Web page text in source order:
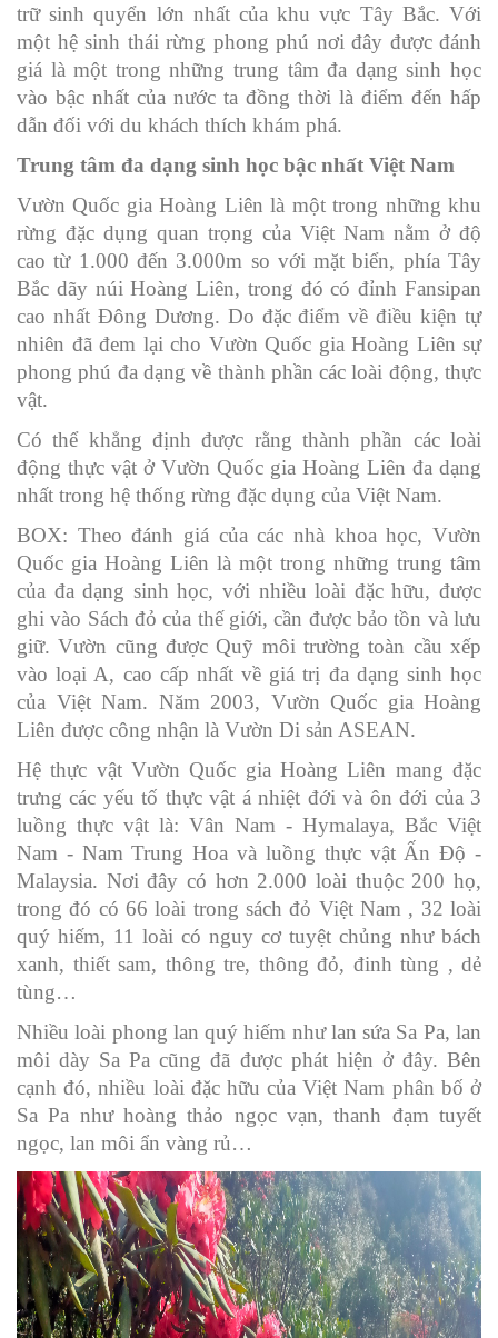
trữ sinh quyển lớn nhất của khu vực Tây Bắc. Với
một hệ sinh thái rừng phong phú nơi đây được đánh
giá là một trong những trung tâm đa dạng sinh học
vào bậc nhất của nước ta đồng thời là điểm đến hấp
dẫn đối với du khách thích khám phá.
Trung tâm đa dạng sinh học bậc nhất Việt Nam
Vườn Quốc gia Hoàng Liên là một trong những khu
rừng đặc dụng quan trọng của Việt Nam nằm ở độ
cao từ 1.000 đến 3.000m so với mặt biển, phía Tây
Bắc dãy núi Hoàng Liên, trong đó có đỉnh Fansipan
cao nhất Đông Dương. Do đặc điểm về điều kiện tự
nhiên đã đem lại cho Vườn Quốc gia Hoàng Liên sự
phong phú đa dạng về thành phần các loài động, thực
vật.
Có thể khẳng định được rằng thành phần các loài
động thực vật ở Vườn Quốc gia Hoàng Liên đa dạng
nhất trong hệ thống rừng đặc dụng của Việt Nam.
BOX: Theo đánh giá của các nhà khoa học, Vườn
Quốc gia Hoàng Liên là một trong những trung tâm
của đa dạng sinh học, với nhiều loài đặc hữu, được
ghi vào Sách đỏ của thế giới, cần được bảo tồn và lưu
giữ. Vườn cũng được Quỹ môi trường toàn cầu xếp
vào loại A, cao cấp nhất về giá trị đa dạng sinh học
của Việt Nam. Năm 2003, Vườn Quốc gia Hoàng
Liên được công nhận là Vườn Di sản ASEAN.
Hệ thực vật Vườn Quốc gia Hoàng Liên mang đặc
trưng các yếu tố thực vật á nhiệt đới và ôn đới của 3
luồng thực vật là: Vân Nam - Hymalaya, Bắc Việt
Nam - Nam Trung Hoa và luồng thực vật Ấn Độ -
Malaysia. Nơi đây có hơn 2.000 loài thuộc 200 họ,
trong đó có 66 loài trong sách đỏ Việt Nam , 32 loài
quý hiếm, 11 loài có nguy cơ tuyệt chủng như bách
xanh, thiết sam, thông tre, thông đỏ, đinh tùng , dẻ
tùng…
Nhiều loài phong lan quý hiếm như lan sứa Sa Pa, lan
môi dày Sa Pa cũng đã được phát hiện ở đây. Bên
cạnh đó, nhiều loài đặc hữu của Việt Nam phân bố ở
Sa Pa như hoàng thảo ngọc vạn, thanh đạm tuyết
ngọc, lan môi ẩn vàng rủ…